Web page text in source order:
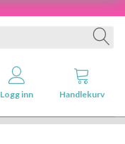
Logg inn Handlekurv